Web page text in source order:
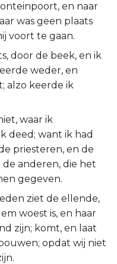
en naar
was geen plaats
voort te gaan.
door de beek, en ik
weder, en
alzo keerde ik
waar ik
deed; want ik had
priesteren, en de
anderen, die het
gegeven.
ziet de ellende,
woest is, en haar
zijn; komt, en laat
opdat wij niet